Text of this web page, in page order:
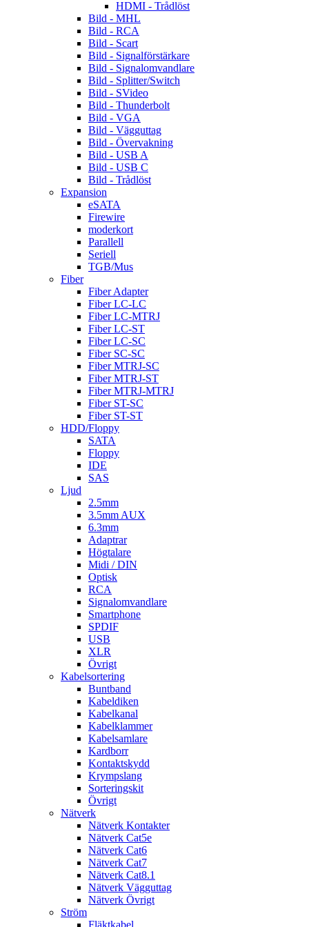
HDMI - Trådlöst
Bild - MHL
Bild - RCA
Bild - Scart
Bild - Signalförstärkare
Bild - Signalomvandlare
Bild - Splitter/Switch
Bild - SVideo
Bild - Thunderbolt
Bild - VGA
Bild - Vägguttag
Bild - Övervakning
Bild - USB A
Bild - USB C
Bild - Trådlöst
Expansion
eSATA
Firewire
moderkort
Parallell
Seriell
TGB/Mus
Fiber
Fiber Adapter
Fiber LC-LC
Fiber LC-MTRJ
Fiber LC-ST
Fiber LC-SC
Fiber SC-SC
Fiber MTRJ-SC
Fiber MTRJ-ST
Fiber MTRJ-MTRJ
Fiber ST-SC
Fiber ST-ST
HDD/Floppy
SATA
Floppy
IDE
SAS
Ljud
2.5mm
3.5mm AUX
6.3mm
Adaptrar
Högtalare
Midi / DIN
Optisk
RCA
Signalomvandlare
Smartphone
SPDIF
USB
XLR
Övrigt
Kabelsortering
Buntband
Kabeldiken
Kabelkanal
Kabelklammer
Kabelsamlare
Kardborr
Kontaktskydd
Krympslang
Sorteringskit
Övrigt
Nätverk
Nätverk Kontakter
Nätverk Cat5e
Nätverk Cat6
Nätverk Cat7
Nätverk Cat8.1
Nätverk Vägguttag
Nätverk Övrigt
Ström
Fläktkabel